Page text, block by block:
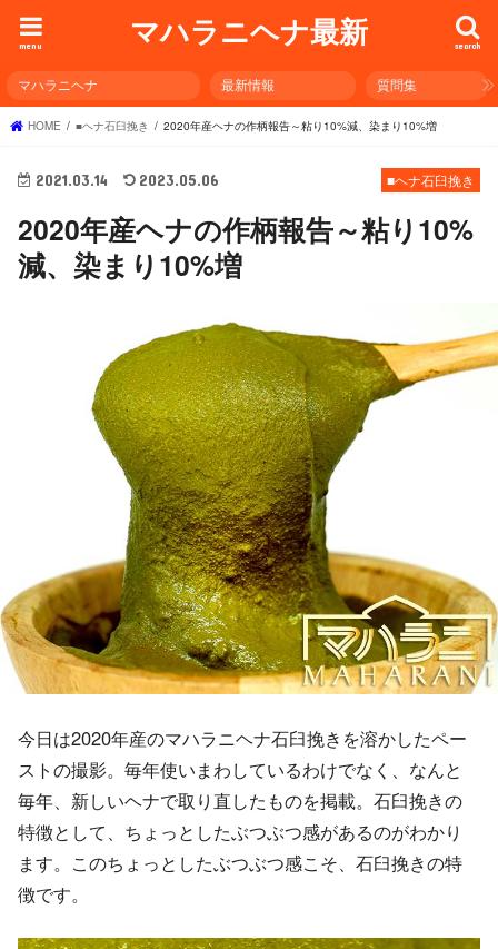
マハラニヘナ最新 search
menu
マハラニヘナ 最新情報 質問集
HOME ■ヘナ石臼挽き 2020年産ヘナの作柄報告～粘り10%減、染まり10%増
■ヘナ石臼挽き
2021.03.14 2023.05.06
2020年産ヘナの作柄報告～粘り10%
減、染まり10%増
今日は2020年産のマハラニヘナ石臼挽きを溶かしたペー
ストの撮影。毎年使いまわしているわけでなく、なんと
毎年、新しいヘナで取り直したものを掲載。石臼挽きの
特徴として、ちょっとしたぶつぶつ感があるのがわかり
ます。このちょっとしたぶつぶつ感こそ、石臼挽きの特
徴です。